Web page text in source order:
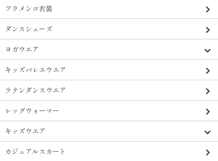
フラメンコ衣装
ダンスシューズ
ヨガウエア
キッズバレエウエア
ラテンダンスウエア
レッグウォーマー
キッズウエア
カジュアルスカート